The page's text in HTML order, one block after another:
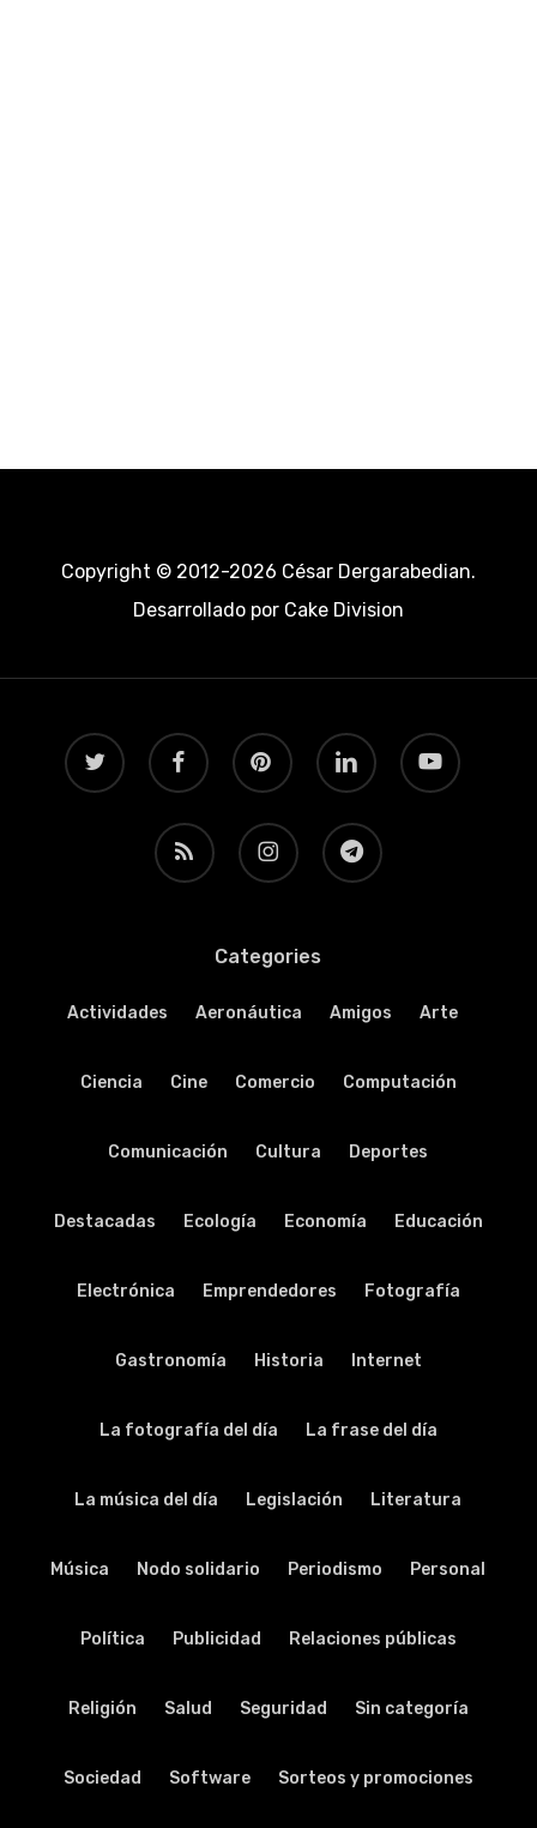
Copyright © 2012-2026 César Dergarabedian.
Desarrollado porCake Division
twitter facebook pinterest linkedin youtube
RSS instagram telegram
Categories
Actividades Aeronáutica Amigos Arte
Ciencia Cine Comercio Computación
Comunicación Cultura Deportes
Destacadas Ecología Economía Educación
Electrónica Emprendedores Fotografía
Gastronomía Historia Internet
La fotografía del día La frase del día
La música del día Legislación Literatura
Música Nodo solidario Periodismo Personal
Política Publicidad Relaciones públicas
Religión Salud Seguridad Sin categoría
Sociedad Software Sorteos y promociones